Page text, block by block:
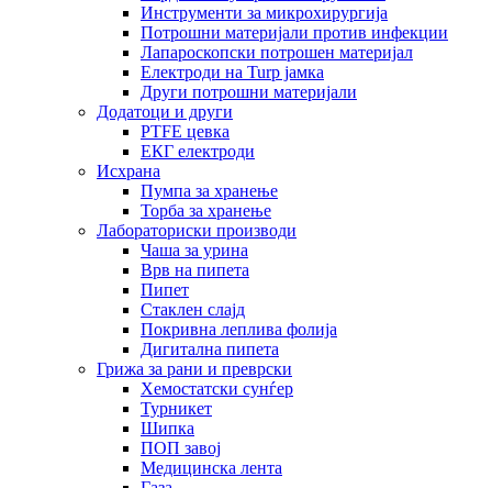
Инструменти за микрохирургија
Потрошни материјали против инфекции
Лапароскопски потрошен материјал
Електроди на Turp јамка
Други потрошни материјали
Додатоци и други
PTFE цевка
ЕКГ електроди
Исхрана
Пумпа за хранење
Торба за хранење
Лабораториски производи
Чаша за урина
Врв на пипета
Пипет
Стаклен слајд
Покривна леплива фолија
Дигитална пипета
Грижа за рани и преврски
Хемостатски сунѓер
Турникет
Шипка
ПОП завој
Медицинска лента